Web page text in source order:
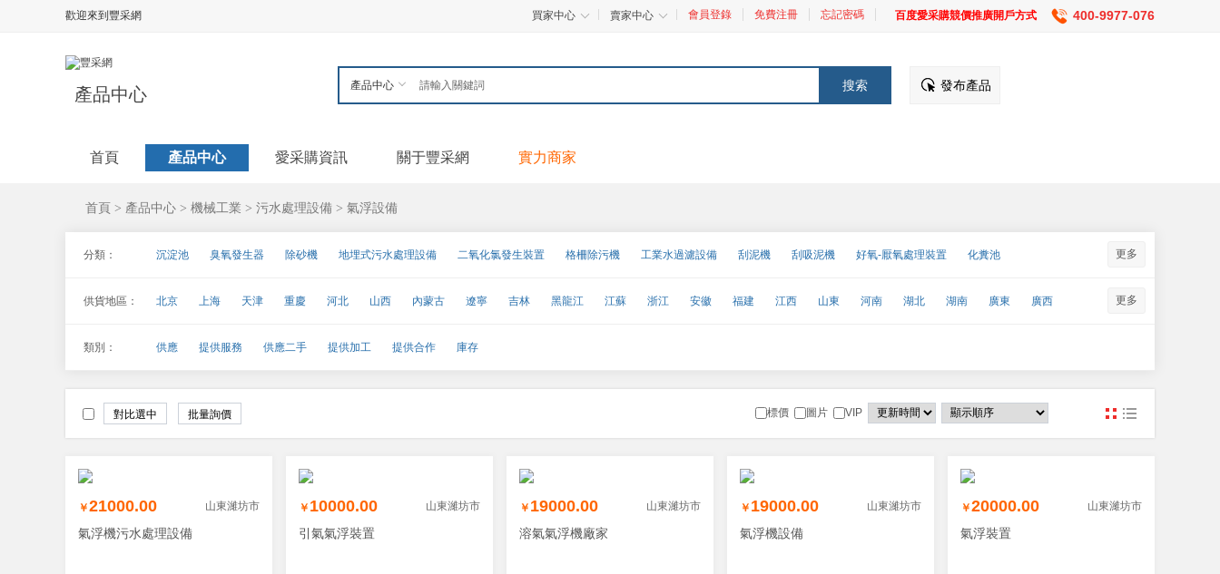
歡迎來到豐采網 買家中心 賣家中心 會員登錄 免費注冊 忘記密碼 百度愛采購競價推廣開戶方式 400-9977-076
產品中心 發布產品
首頁 產品中心 愛采購資訊 關于豐采網 實力商家
首頁 > 產品中心 > 機械工業 > 污水處理設備 > 氣浮設備
分類： 沉淀池 臭氧發生器 除砂機 地埋式污水處理設備 二氧化氯發生裝置 格柵除污機 工業水過濾設備 刮泥機 刮吸泥機 好氧-厭氧處理裝置 化糞池
污水泵/雜質泵 污水處理成套設備 污水處理設備配件 污水過濾設備 污水提升器 吸泥機 消毒裝置 循環水處理設備 一體化污水處理設備 印染廢水處理成套設備
更多
供貨地區： 北京 上海 天津 重慶 河北 山西 內蒙古 遼寧 吉林 黑龍江 江蘇 浙江 安徽 福建 江西 山東 河南 湖北 湖南 廣東 廣西 更多
類別： 供應 提供服務 供應二手 提供加工 提供合作 庫存
標價 圖片 VIP
￥21000.00 山東濰坊市
氣浮機污水處理設備
￥ 10000.00 山東濰坊市
引氣氣浮裝置
￥ 19000.00 山東濰坊市
溶氣氣浮機廠家
￥ 19000.00 山東濰坊市
氣浮機設備
￥20000.00 山東濰坊市
氣浮裝置